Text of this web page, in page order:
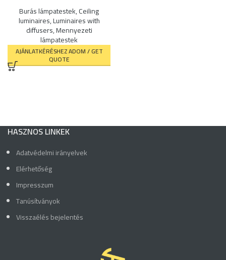
Burás lámpatestek,Ceiling
luminaires,Luminaires with
diffusers,Mennyezeti
lámpatestek
AJÁNLATKÉRÉSHEZ ADOM / GET
QUOTE
HASZNOS LINKEK
Adatvédelmi irányelvek
Elérhetőség
Impresszum
Tanúsítványok
Visszaélés bejelentés